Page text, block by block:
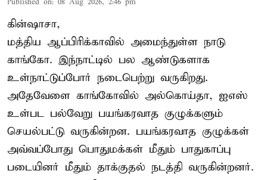
கின்ஷாசா,
மத்திய ஆப்பிரிக்காவில் அமைந்துள்ள நாடு
காங்கோ. இந்நாட்டில் பல ஆண்டுகளாக
உள்நாட்டுப்போர் நடைபெற்று வருகிறது.
அதேவேளை காங்கோவில் அல்கொய்தா, ஐஎஸ்
உள்பட பல்வேறு பயங்கரவாத குழுக்களும்
செயல்பட்டு வருகின்றன. பயங்கரவாத குழுக்கள்
அவ்வப்போது பொதுமக்கள் மீதும் பாதுகாப்பு
படையினர் மீதும் தாக்குதல் நடத்தி வருகின்றனர்.